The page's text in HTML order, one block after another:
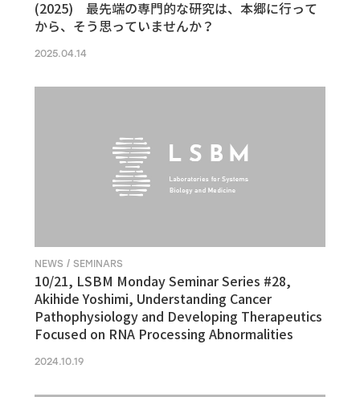
(2025) 最先端の専門的な研究は、本郷に行って
から、そう思っていませんか？
2025.04.14
NEWS / SEMINARS
10/21, LSBM Monday Seminar Series #28,
Akihide Yoshimi, Understanding Cancer
Pathophysiology and Developing Therapeutics
Focused on RNA Processing Abnormalities
2024.10.19